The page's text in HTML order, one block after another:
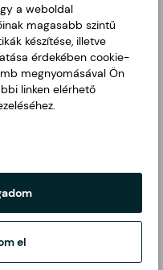
tojással vagy
kis extra karaktert
food jellegű
a weboldal
magasabb szintű
készítése, illetve
érdekében cookie-
megnyomásával Ön
linken elérhető
el